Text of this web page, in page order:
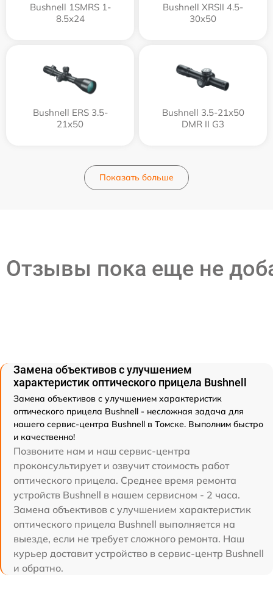
Bushnell 1SMRS 1-
8.5x24
Bushnell XRSII 4.5-
30x50
Bushnell ERS 3.5-
21x50
Bushnell 3.5-21x50
DMR II G3
Показать больше
Отзывы пока еще не
Замена объективов с улучшением
характеристик оптического прицела Bushnell
Замена объективов с улучшением характеристик
оптического прицела Bushnell - несложная задача для
нашего сервис-центра Bushnell в Томске. Выполним быстро
и качественно!
Позвоните нам и наш сервис-центра
проконсультирует и озвучит стоимость работ
оптического прицела. Среднее время ремонта
устройств Bushnell в нашем сервисном - 2 часа.
Замена объективов с улучшением характеристик
оптического прицела Bushnell выполняется на
выезде, если не требует сложного ремонта. Наш
курьер доставит устройство в сервис-центр Bushnell
и обратно.